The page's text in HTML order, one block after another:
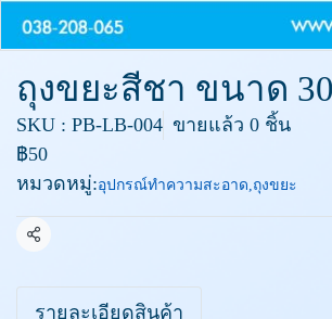
ถุงขยะสีชา ขนาด
SKU : PB-LB-004 ขายแล้ว 0 ชิ้น
฿50
หมวดหมู่:อุปกรณ์ทำความสะอาด,ถุงขยะ
แชร์
รายละเอียดสินค้า